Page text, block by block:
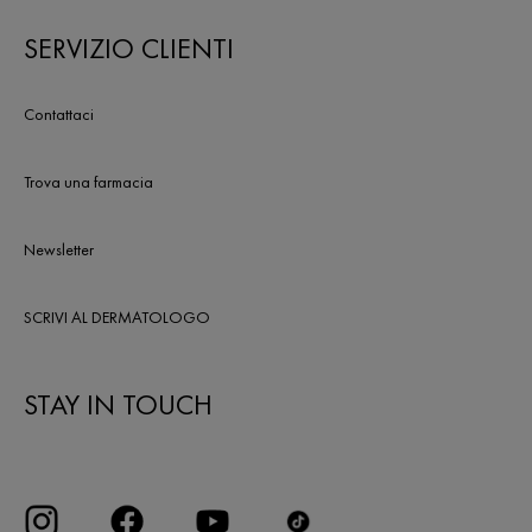
SERVIZIO CLIENTI
Contattaci
Trova una farmacia
Newsletter
SCRIVI AL DERMATOLOGO
STAY IN TOUCH